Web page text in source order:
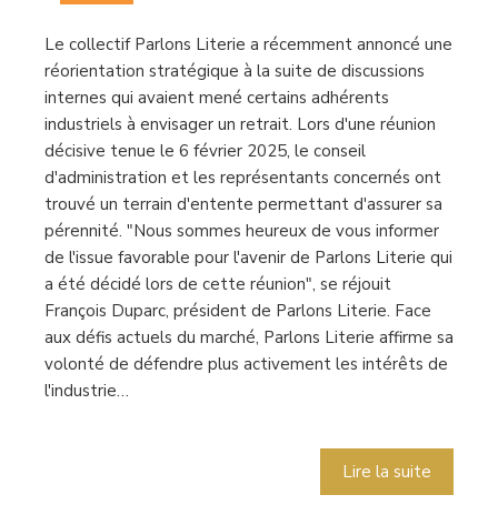
Le collectif Parlons Literie a récemment annoncé une
réorientation stratégique à la suite de discussions
internes qui avaient mené certains adhérents
industriels à envisager un retrait. Lors d'une réunion
décisive tenue le 6 février 2025, le conseil
d'administration et les représentants concernés ont
trouvé un terrain d'entente permettant d'assurer sa
pérennité. "Nous sommes heureux de vous informer
de l'issue favorable pour l'avenir de Parlons Literie qui
a été décidé lors de cette réunion", se réjouit
François Duparc, président de Parlons Literie. Face
aux défis actuels du marché, Parlons Literie affirme sa
volonté de défendre plus activement les intérêts de
l'industrie…
Lire la suite